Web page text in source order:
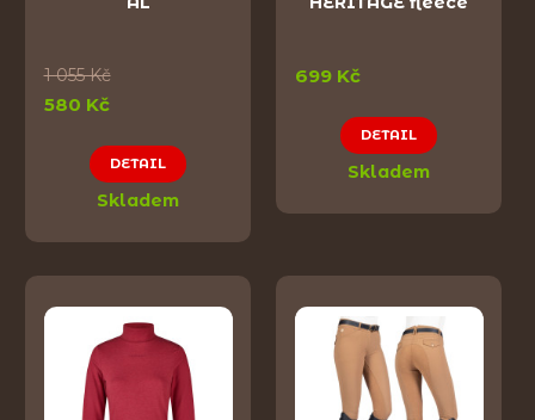
1 055 Kč
580 Kč
DETAIL
Skladem
699 Kč
DETAIL
Skladem